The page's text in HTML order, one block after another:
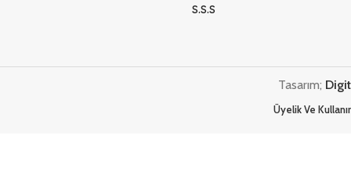
S.S.S
Tasarım;
Üyelik Ve